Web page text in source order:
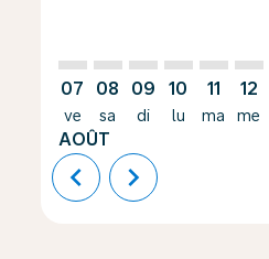
07
ve
AOÛT
08
sa
09
di
10
lu
11
ma
12
me
chevron_left chevron_right